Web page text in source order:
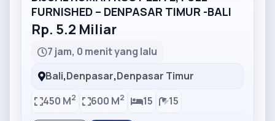
FURNISHED – DENPASAR TIMUR -BALI
Rp. 5.2 Miliar
7 jam, 0 menit yang lalu
Bali,Denpasar,Denpasar Timur
450 M2 600 M2 15 15